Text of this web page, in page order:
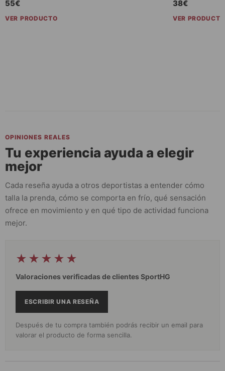
55€
VER PRODUCTO
38€
VER PRODUCTO
OPINIONES REALES
Tu experiencia ayuda a elegir
mejor
Cada reseña ayuda a otros deportistas a entender cómo
talla la prenda, cómo se comporta en frío, qué sensación
ofrece en movimiento y en qué tipo de actividad funciona
mejor.
★★★★★
Valoraciones verificadas de clientes SportHG
ESCRIBIR UNA RESEÑA
Después de tu compra también podrás recibir un email para
valorar el producto de forma sencilla.